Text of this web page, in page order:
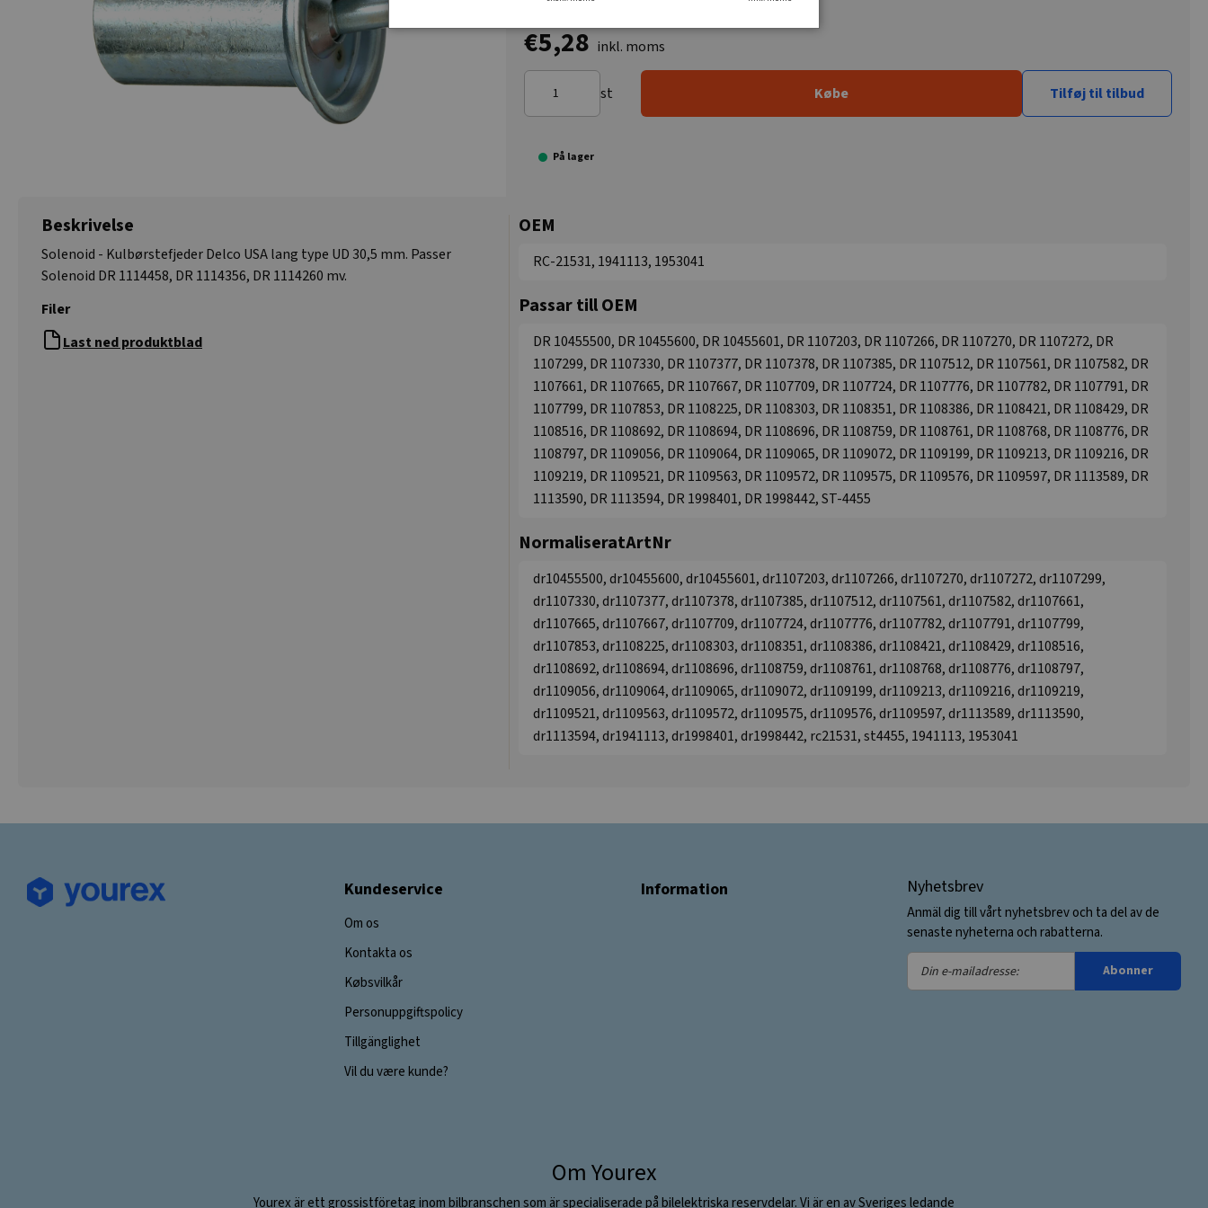
€5,28 inkl. moms
st Købe Tilføj til tilbud
På lager
Beskrivelse
Solenoid - Kulbørstefjeder Delco USA lang type UD 30,5 mm. Passer
Solenoid DR 1114458, DR 1114356, DR 1114260 mv.
Filer
Last ned produktblad
OEM
RC-21531, 1941113, 1953041
Passar till OEM
DR 10455500, DR 10455600, DR 10455601, DR 1107203, DR 1107266, DR 1107270, DR 1107272, DR
1107299, DR 1107330, DR 1107377, DR 1107378, DR 1107385, DR 1107512, DR 1107561, DR 1107582, DR
1107661, DR 1107665, DR 1107667, DR 1107709, DR 1107724, DR 1107776, DR 1107782, DR 1107791, DR
1107799, DR 1107853, DR 1108225, DR 1108303, DR 1108351, DR 1108386, DR 1108421, DR 1108429, DR
1108516, DR 1108692, DR 1108694, DR 1108696, DR 1108759, DR 1108761, DR 1108768, DR 1108776, DR
1108797, DR 1109056, DR 1109064, DR 1109065, DR 1109072, DR 1109199, DR 1109213, DR 1109216, DR
1109219, DR 1109521, DR 1109563, DR 1109572, DR 1109575, DR 1109576, DR 1109597, DR 1113589, DR
1113590, DR 1113594, DR 1998401, DR 1998442, ST-4455
NormaliseratArtNr
dr10455500, dr10455600, dr10455601, dr1107203, dr1107266, dr1107270, dr1107272, dr1107299,
dr1107330, dr1107377, dr1107378, dr1107385, dr1107512, dr1107561, dr1107582, dr1107661,
dr1107665, dr1107667, dr1107709, dr1107724, dr1107776, dr1107782, dr1107791, dr1107799,
dr1107853, dr1108225, dr1108303, dr1108351, dr1108386, dr1108421, dr1108429, dr1108516,
dr1108692, dr1108694, dr1108696, dr1108759, dr1108761, dr1108768, dr1108776, dr1108797,
dr1109056, dr1109064, dr1109065, dr1109072, dr1109199, dr1109213, dr1109216, dr1109219,
dr1109521, dr1109563, dr1109572, dr1109575, dr1109576, dr1109597, dr1113589, dr1113590,
dr1113594, dr1941113, dr1998401, dr1998442, rc21531, st4455, 1941113, 1953041
Kundeservice
Om os
Kontakta os
Købsvilkår
Personuppgiftspolicy
Tillgänglighet
Vil du være kunde?
Information Nyhetsbrev
Anmäl dig till vårt nyhetsbrev och ta del av de
senaste nyheterna och rabatterna.
Din
e-
Abonner
Om Yourex
Yourex är ett grossistföretag inom bilbranschen som är specialiserade på bilelektriska reservdelar. Vi är en av Sveriges ledande